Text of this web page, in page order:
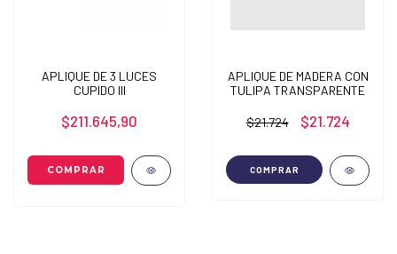
APLIQUE DE 3 LUCES
CUPIDO III
$211.645,90
APLIQUE DE MADERA CON
TULIPA TRANSPARENTE
$21.724 $21.724
COMPRAR